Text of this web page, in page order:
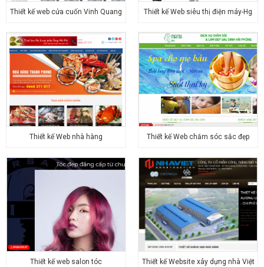
Thiết kế web cửa cuốn Vinh Quang Thiết kế Web siêu thị điện máy-Hg
Thiết kế Web nhà hàng Thiết kế Web chăm sóc sắc đẹp
Thiết kế web salon tóc Thiết kế Website xây dựng nhà Việt